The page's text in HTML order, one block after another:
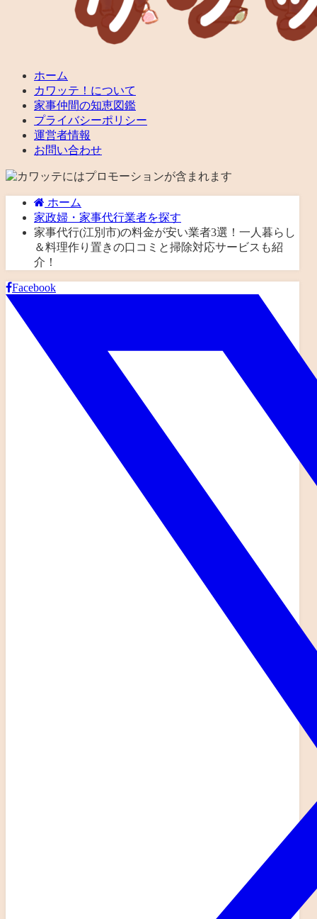
ホーム
カワッテ！について
家事仲間の知恵図鑑
プライバシーポリシー
運営者情報
お問い合わせ
ホーム
家政婦・家事代行業者を探す
家事代行(江別市)の料金が安い業者3選！一人暮らし
＆料理作り置きの口コミと掃除対応サービスも紹
介！
Facebook